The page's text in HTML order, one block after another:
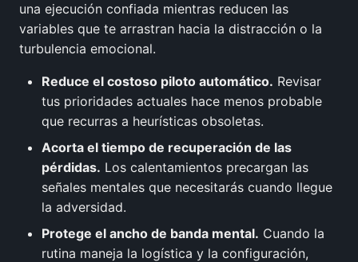
una ejecución confiada mientras reducen las
variables que te arrastran hacia la distracción o la
turbulencia emocional.
Reduce el costoso piloto automático. Revisar
tus prioridades actuales hace menos probable
que recurras a heurísticas obsoletas.
Acorta el tiempo de recuperación de las
pérdidas. Los calentamientos precargan las
señales mentales que necesitarás cuando llegue
la adversidad.
Protege el ancho de banda mental. Cuando la
rutina maneja la logística y la configuración,